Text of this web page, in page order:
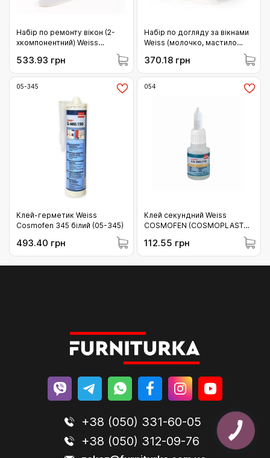
Набір по ремонту вікон (2-
хкомпонентний) Weiss
реставраційна шпаклівка
(051-2)
533.93 грн
Набір по догляду за вікнами
Weiss (молочко, мастило
фурнітури, серветки) (051-1)
370.18 грн
05-345
Клей-герметик Weiss
Cosmofen 345 білий (05-345)
493.40 грн
054
Клей секундний Weiss
COSMOFEN (COSMOPLAST
112.55 грн
+38 (050) 331-60-05
+38 (050) 312-09-76